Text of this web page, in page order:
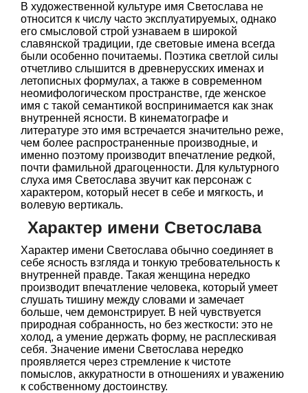
В художественной культуре имя Светослава не
относится к числу часто эксплуатируемых, однако
его смысловой строй узнаваем в широкой
славянской традиции, где световые имена всегда
были особенно почитаемы. Поэтика светлой силы
отчетливо слышится в древнерусских именах и
летописных формулах, а также в современном
неомифологическом пространстве, где женское
имя с такой семантикой воспринимается как знак
внутренней ясности. В кинематографе и
литературе это имя встречается значительно реже,
чем более распространенные производные, и
именно поэтому производит впечатление редкой,
почти фамильной драгоценности. Для культурного
слуха имя Светослава звучит как персонаж с
характером, который несет в себе и мягкость, и
волевую вертикаль.
Характер имени Светослава
Характер имени Светослава обычно соединяет в
себе ясность взгляда и тонкую требовательность к
внутренней правде. Такая женщина нередко
производит впечатление человека, который умеет
слушать тишину между словами и замечает
больше, чем демонстрирует. В ней чувствуется
природная собранность, но без жесткости: это не
холод, а умение держать форму, не расплескивая
себя. Значение имени Светослава нередко
проявляется через стремление к чистоте
помыслов, аккуратности в отношениях и уважению
к собственному достоинству.